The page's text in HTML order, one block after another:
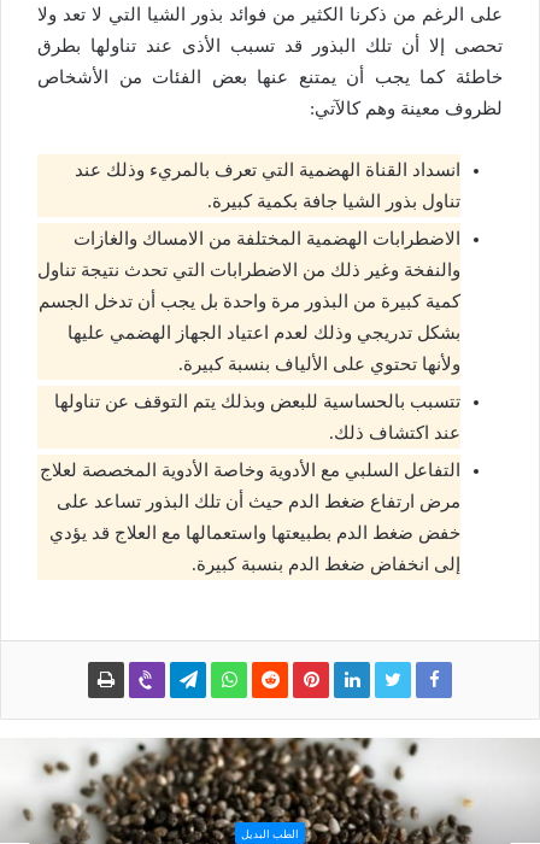
على الرغم من ذكرنا الكثير من فوائد بذور الشيا التي لا تعد ولا
تحصى إلا أن تلك البذور قد تسبب الأذى عند تناولها بطرق
خاطئة كما يجب أن يمتنع عنها بعض الفئات من الأشخاص
لظروف معينة وهم كالآتي:
انسداد القناة الهضمية التي تعرف بالمريء وذلك عند
تناول بذور الشيا جافة بكمية كبيرة.
الاضطرابات الهضمية المختلفة من الامساك والغازات
والنفخة وغير ذلك من الاضطرابات التي تحدث نتيجة تناول
كمية كبيرة من البذور مرة واحدة بل يجب أن تدخل الجسم
بشكل تدريجي وذلك لعدم اعتياد الجهاز الهضمي عليها
ولأنها تحتوي على الألياف بنسبة كبيرة.
تتسبب بالحساسية للبعض وبذلك يتم التوقف عن تناولها
عند اكتشاف ذلك.
التفاعل السلبي مع الأدوية وخاصة الأدوية المخصصة لعلاج
مرض ارتفاع ضغط الدم حيث أن تلك البذور تساعد على
خفض ضغط الدم بطبيعتها واستعمالها مع العلاج قد يؤدي
إلى انخفاض ضغط الدم بنسبة كبيرة.
الطب البديل